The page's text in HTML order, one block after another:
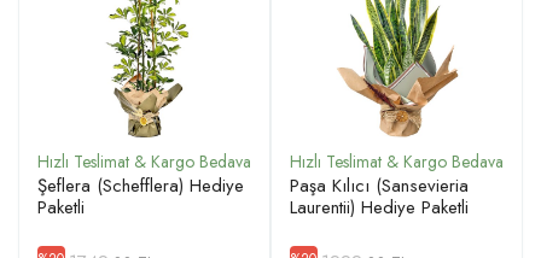
Şeflera (Schefflera) Hediye
Paketli
Paşa Kılıcı (Sansevieria
Laurentii) Hediye Paketli